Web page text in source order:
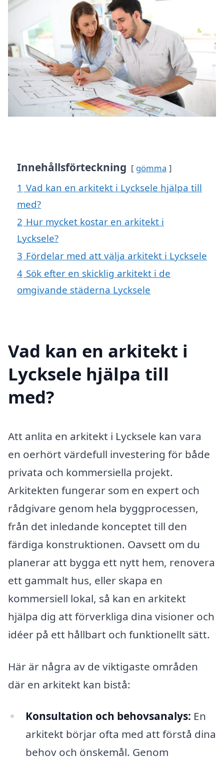
Innehållsförteckning gömma
1 Vad kan en arkitekt i Lycksele hjälpa till
med?
2 Hur mycket kostar en arkitekt i
Lycksele?
3 Fördelar med att välja arkitekt i Lycksele
4 Sök efter en skicklig arkitekt i de
omgivande städerna Lycksele
Vad kan en arkitekt i
Lycksele hjälpa till
med?
Att anlita en arkitekt i Lycksele kan vara
en oerhört värdefull investering för både
privata och kommersiella projekt.
Arkitekten fungerar som en expert och
rådgivare genom hela byggprocessen,
från det inledande konceptet till den
färdiga konstruktionen. Oavsett om du
planerar att bygga ett nytt hem, renovera
ett gammalt hus, eller skapa en
kommersiell lokal, så kan en arkitekt
hjälpa dig att förverkliga dina visioner och
idéer på ett hållbart och funktionellt sätt.
Här är några av de viktigaste områden
där en arkitekt kan bistå:
Konsultation och behovsanalys: En
arkitekt börjar ofta med att förstå dina
behov och önskemål. Genom